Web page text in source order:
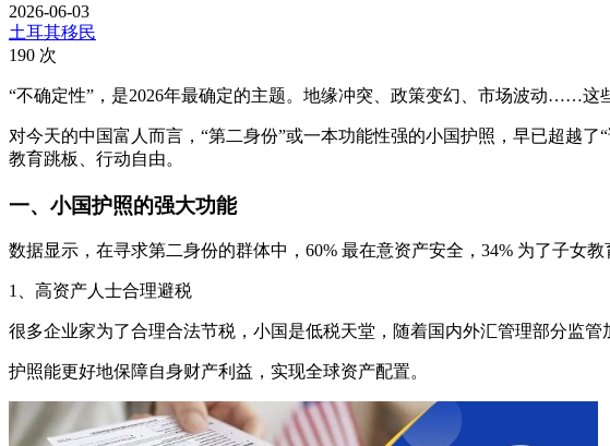
2026-06-03
土耳其移民
190 次
“不确定性”，是2026年最确定的主题。地缘冲突、政策变幻、市场波动……
对今天的中国富人而言，“第二身份”或一本功能性强的小国护照，早已超越
教育跳板、行动自由。
一、小国护照的强大功能
数据显示，在寻求第二身份的群体中，60% 最在意资产安全，34% 为了子女
1、高资产人士合理避税
很多企业家为了合理合法节税，小国是低税天堂，随着国内外汇管理部分监
护照能更好地保障自身财产利益，实现全球资产配置。